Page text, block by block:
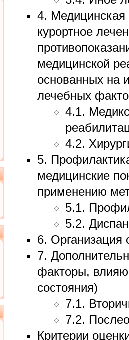
4. Медицинская
курортное
медицинской
основанных на
лечебных
4.1.
4.2.
5.
медицинские
применению
5.1.
5.2.
6. Организация
7.
факторы,
состояния)
7.1.
7.2.
Критерии